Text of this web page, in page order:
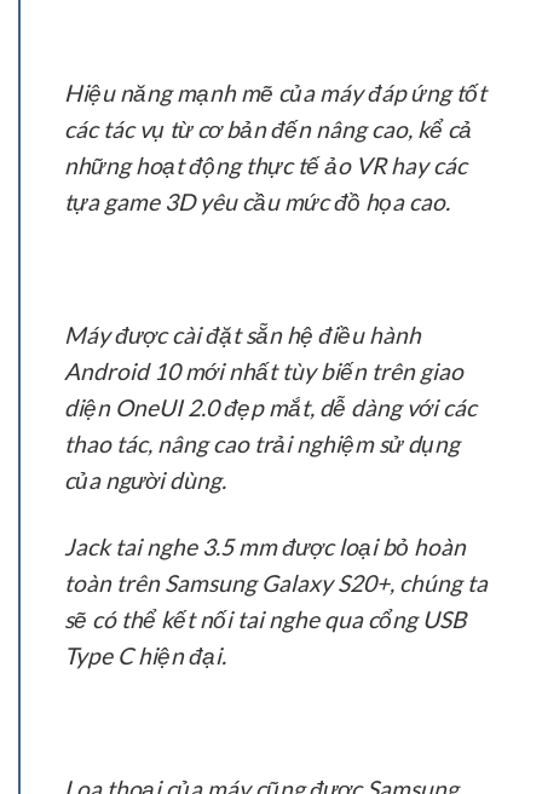
Hiệu năng mạnh mẽ của máy đáp ứng tốt
các tác vụ từ cơ bản đến nâng cao, kể cả
những hoạt động thực tế ảo VR hay các
tựa game 3D yêu cầu mức đồ họa cao.
Máy được cài đặt sẵn hệ điều hành
Android 10 mới nhất tùy biến trên giao
diện OneUI 2.0 đẹp mắt, dễ dàng với các
thao tác, nâng cao trải nghiệm sử dụng
của người dùng.
Jack tai nghe 3.5 mm được loại bỏ hoàn
toàn trên Samsung Galaxy S20+, chúng ta
sẽ có thể kết nối tai nghe qua cổng USB
Type C hiện đại.